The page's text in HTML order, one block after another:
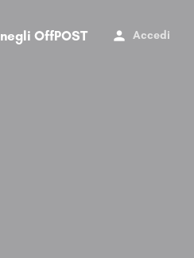
negli OffPOST Accedi